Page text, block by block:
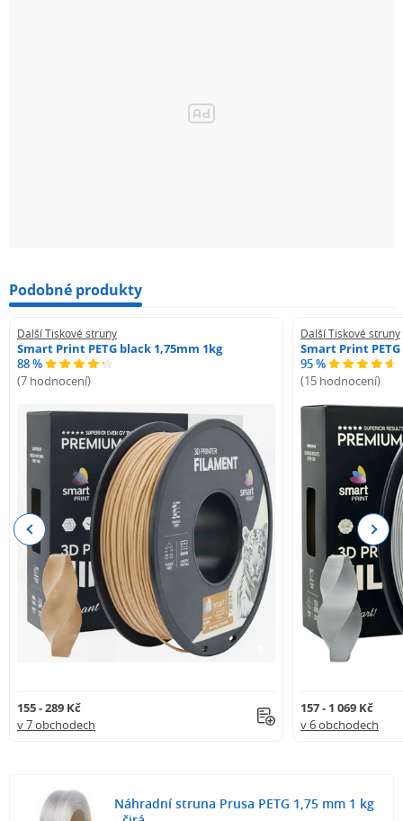
Podobné produkty
Další Tiskové struny
Smart Print PETG black 1,75mm 1kg
88 %
(7 hodnocení)
155 - 289 Kč
v 7 obchodech
Další Tiskové struny
Smart Print
95 %
(15 hodnocení)
157 - 1 069 Kč
v 6 obchodech
Previous Next
Náhradní struna Prusa PETG 1,75 mm 1 kg